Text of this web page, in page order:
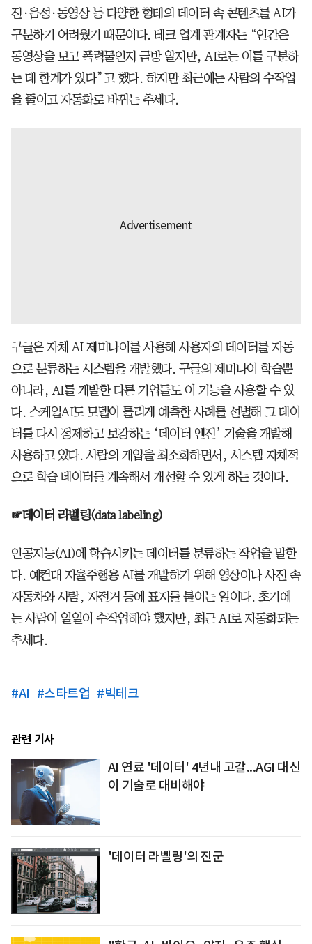
진·음성·동영상 등 다양한 형태의 데이터 속 콘텐츠를 AI가
구분하기 어려웠기 때문이다. 테크 업계 관계자는 “인간은
동영상을 보고 폭력물인지 금방 알지만, AI로는 이를 구분하
는 데 한계가 있다”고 했다. 하지만 최근에는 사람의 수작업
을 줄이고 자동화로 바뀌는 추세다.
구글은 자체 AI 제미나이를 사용해 사용자의 데이터를 자동
으로 분류하는 시스템을 개발했다. 구글의 제미나이 학습뿐
아니라, AI를 개발한 다른 기업들도 이 기능을 사용할 수 있
다. 스케일AI도 모델이 틀리게 예측한 사례를 선별해 그 데이
터를 다시 정제하고 보강하는 ‘데이터 엔진’ 기술을 개발해
사용하고 있다. 사람의 개입을 최소화하면서, 시스템 자체적
으로 학습 데이터를 계속해서 개선할 수 있게 하는 것이다.
☞데이터 라벨링(data labeling)
인공지능(AI)에 학습시키는 데이터를 분류하는 작업을 말한
다. 예컨대 자율주행용 AI를 개발하기 위해 영상이나 사진 속
자동차와 사람, 자전거 등에 표지를 붙이는 일이다. 초기에
는 사람이 일일이 수작업해야 했지만, 최근 AI로 자동화되는
추세다.
#AI #스타트업 #빅테크
관련 기사
AI 연료 '데이터' 4년내 고갈...AGI 대신
이 기술로 대비해야
'데이터 라벨링'의 진군